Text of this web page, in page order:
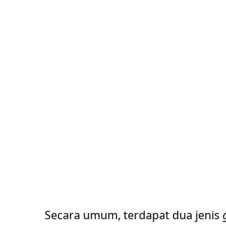
Secara umum, terdapat dua jenis